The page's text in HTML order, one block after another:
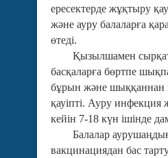
ересектерде жұқтыру
және ауру балаларға
өтеді.
Қызылшамен
басқаларға бөртпе
бұрын және шыққаннан
қауіпті. Ауру инфекция
кейін 7-18 күн ішінде
Балалар
вакцинациядан бас